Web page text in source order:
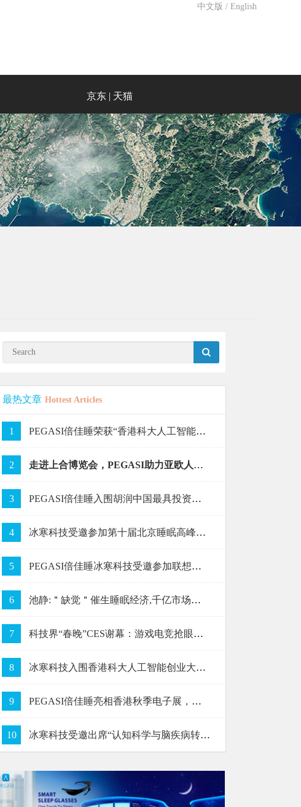
中文版 / English
京东| 天猫
最热文章 Hottest Articles
1 PEGASI倍佳睡荣获“香港科大人工智能大赛10强”！
2 走进上合博览会，PEGASI助力亚欧人民共好眠
3 PEGASI倍佳睡入围胡润中国最具投资价值50强
4 冰寒科技受邀参加第十届北京睡眠高峰论坛
5 PEGASI倍佳睡冰寒科技受邀参加联想来酷合作伙伴大会
6 池静:＂缺觉＂催生睡眠经济,千亿市场如何入局?
7 科技界“春晚”CES谢幕：游戏电竞抢眼，PEGASI倍佳睡展未
8 冰寒科技入围香港科大人工智能创业大赛前十强
9 PEGASI倍佳睡亮相香港秋季电子展，荣获2018电子业奖
10 冰寒科技受邀出席“认知科学与脑疾病转化医学大会”